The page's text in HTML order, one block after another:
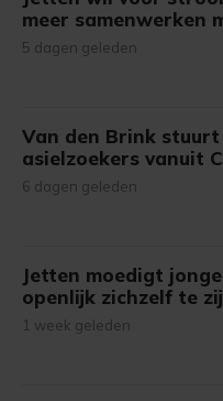
meer samenwerken
5 dagen geleden
Van den Brink
asielzoekers vanuit
6 dagen geleden
Jetten moedigt
openlijk zichzelf te
1 week geleden